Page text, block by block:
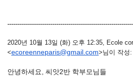
2020년 10월 13일 (화) 오후 12:35, Ecole
<ecoreenneparis@gmail.com>님이 작성:
안녕하세요, 씨앗2반 학부모님들